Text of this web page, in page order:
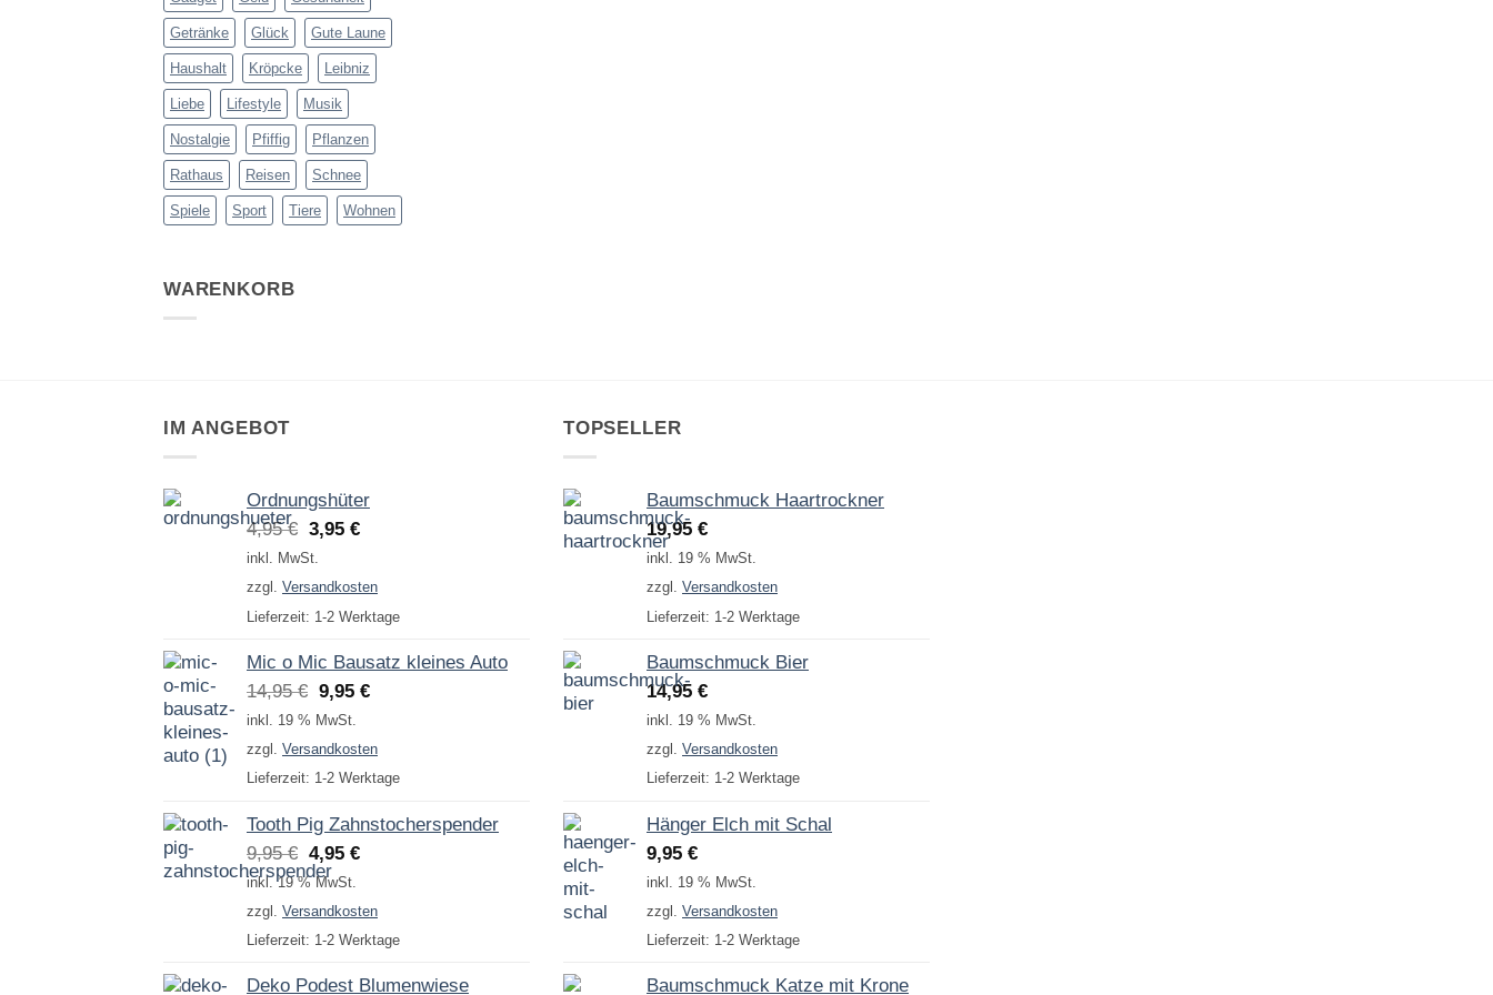
Getränke Glück Gute Laune
Haushalt Kröpcke Leibniz
Liebe Lifestyle Musik
Nostalgie Pfiffig Pflanzen
Rathaus Reisen Schnee
Spiele Sport Tiere Wohnen
WARENKORB
IM ANGEBOT
Ordnungshüter
4,95€ Ursprünglicher
Preis
war:
4,95 €
3,95 €Aktueller
ist:
3,95 €.
inkl. MwSt.
zzgl. Versandkosten
Lieferzeit: 1-2 Werktage
Mic o Mic Bausatz kleines Auto
14,95€ Ursprünglicher
Preis
war:
14,95 €
9,95 €Aktueller
9,95 €.
inkl. 19 % MwSt.
zzgl. Versandkosten
Lieferzeit: 1-2 Werktage
Tooth Pig Zahnstocherspender
9,95€ Ursprünglicher
Preis
war:
9,95 €
4,95 €Aktueller
4,95 €.
inkl. 19 % MwSt.
zzgl. Versandkosten
Lieferzeit: 1-2 Werktage
Deko Podest Blumenwiese
TOPSELLER
Baumschmuck Haartrockner
19,95 €
inkl. 19 % MwSt.
zzgl. Versandkosten
Lieferzeit: 1-2 Werktage
Baumschmuck Bier
14,95 €
inkl. 19 % MwSt.
zzgl. Versandkosten
Lieferzeit: 1-2 Werktage
Hänger Elch mit Schal
9,95 €
inkl. 19 % MwSt.
zzgl. Versandkosten
Lieferzeit: 1-2 Werktage
Baumschmuck Katze mit Krone